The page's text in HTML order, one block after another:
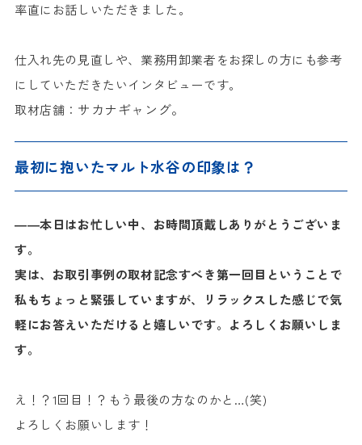
率直にお話しいただきました。
仕入れ先の見直しや、業務用卸業者をお探しの方にも参考
にしていただきたいインタビューです。
取材店舗： サカナギャング。
最初に抱いたマルト水谷の印象は？
――本日はお忙しい中、お時間頂戴しありがとうございま
す。
実は、お取引事例の取材記念すべき第一回目ということで
私もちょっと緊張していますが、リラックスした感じで気
軽にお答えいただけると嬉しいです。よろしくお願いしま
す。
え！？1回目！？もう最後の方なのかと…(笑)
よろしくお願いします！